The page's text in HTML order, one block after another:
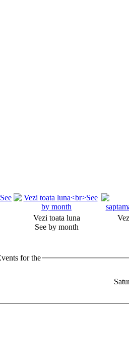
pentru tineri
Vezi toata luna
See by month
for the